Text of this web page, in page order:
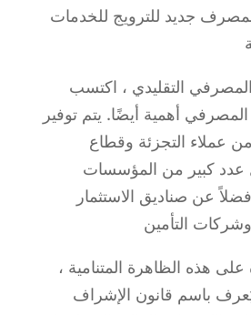
جديد للترويج للخدمات
التقليدي ، اكتسب
أهمية أيضًا. يتم توفير
من عملاء التجزئة وقطاع
كبير من المؤسسات
عن صناديق الاستثمار
هذه الظاهرة المتنامية ،
باسم قانون الإشراف